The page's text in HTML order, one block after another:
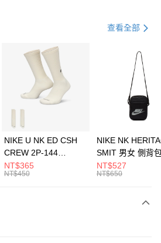
21家銀行
第一商業銀行
彰化商業銀行
查看全部
NIKE U NK ED CSH
CREW 2P-144
EMBRDY 男女 短統襪
FZ3073133
NT$365
NT$450
NIKE NK
SMIT 男女 側背
BA5871010
NT$527
NT$650